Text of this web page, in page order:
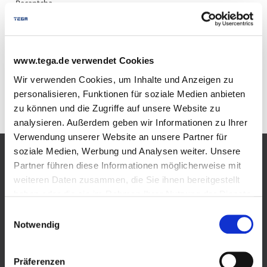
www.tega.de verwendet Cookies
Wir verwenden Cookies, um Inhalte und Anzeigen zu
personalisieren, Funktionen für soziale Medien anbieten
zu können und die Zugriffe auf unsere Website zu
analysieren. Außerdem geben wir Informationen zu Ihrer
Verwendung unserer Website an unsere Partner für
soziale Medien, Werbung und Analysen weiter. Unsere
Partner führen diese Informationen möglicherweise mit
weiteren Daten zusammen, die Sie ihnen bereitgestellt
Wir verwenden Cookies und andere Technologien auf
unserer Webseite. Einige von ihnen sind essenziell,
während andere uns helfen, diese Website und Ihre
Notwendig
Präferenzen
Recaptcha
Absenden
Produkte
Einweisungsvideo Flüssiggastank